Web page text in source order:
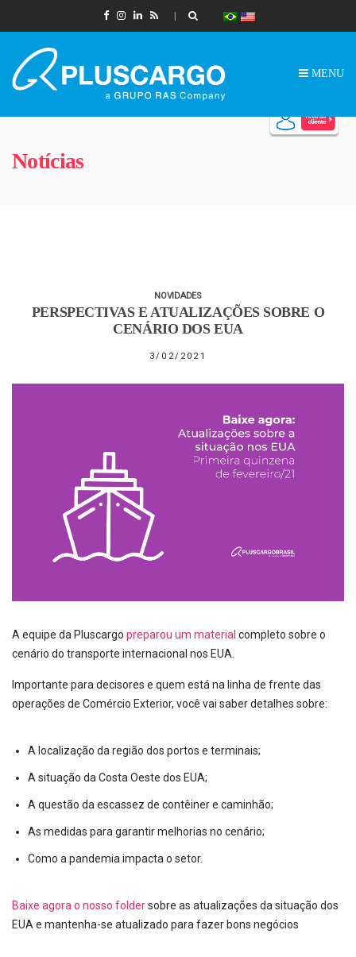
MENU
Notícias
NOVIDADES
PERSPECTIVAS E ATUALIZAÇÕES SOBRE O
CENÁRIO DOS EUA
3/02/2021
A equipe da Pluscargo preparou um material completo sobre o
cenário do transporte internacional nos EUA.
Importante para decisores e quem está na linha de frente das
operações de Comércio Exterior, você vai saber detalhes sobre:
A localização da região dos portos e terminais;
A situação da Costa Oeste dos EUA;
A questão da escassez de contêiner e caminhão;
As medidas para garantir melhorias no cenário;
Como a pandemia impacta o setor.
Baixe agora o nosso foldersobre as atualizações da situação dos
EUA e mantenha-se atualizado para fazer bons negócios